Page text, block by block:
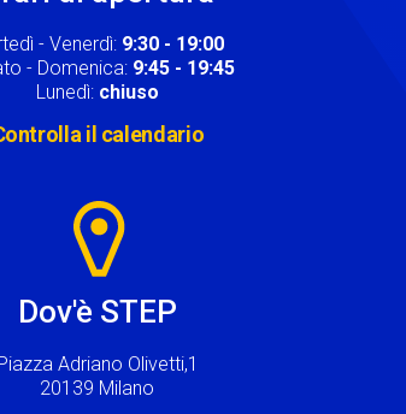
- Venerdì: 9:30 - 19:00
- Domenica: 9:45 - 19:45
Lunedì: chiuso
il calendario
Dov'è STEP
Adriano Olivetti,1
20139 Milano